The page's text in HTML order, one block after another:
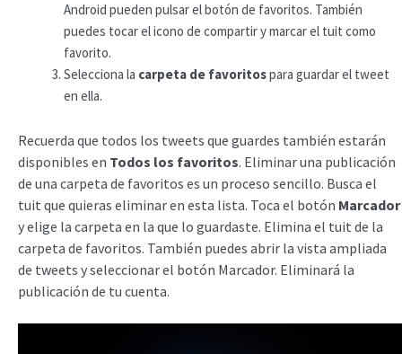
Android pueden pulsar el botón de favoritos. También
puedes tocar el icono de compartir y marcar el tuit como
favorito.
Selecciona la carpeta de favoritospara guardar el tweet
en ella.
Recuerda que todos los tweets que guardes también estarán
disponibles en Todos los favoritos. Eliminar una publicación
de una carpeta de favoritos es un proceso sencillo. Busca el
tuit que quieras eliminar en esta lista. Toca el botón Marcador
y elige la carpeta en la que lo guardaste. Elimina el tuit de la
carpeta de favoritos. También puedes abrir la vista ampliada
de tweets y seleccionar el botón Marcador. Eliminará la
publicación de tu cuenta.